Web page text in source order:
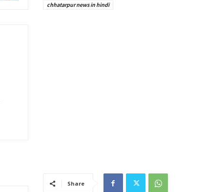
chhatarpur news in hindi
Share